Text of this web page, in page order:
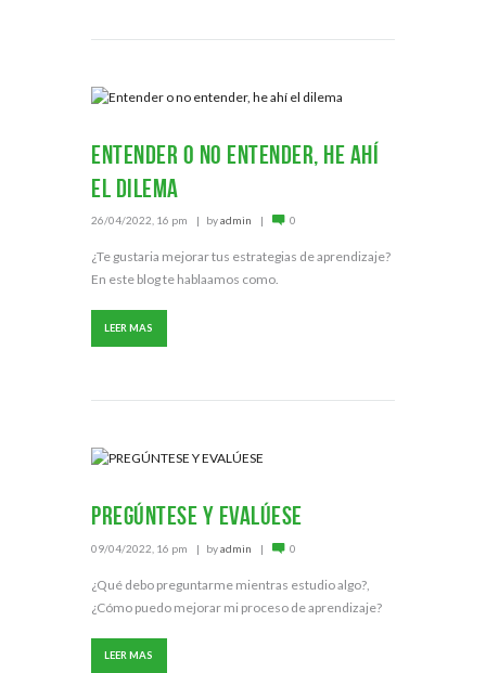
Entender o no entender, he ahí
el dilema
26/04/2022, 16 pm byadmin 0
¿Te gustaria mejorar tus estrategias de aprendizaje?
En este blog te hablaamos como.
LEER MAS
PREGÚNTESE Y EVALÚESE
09/04/2022, 16 pm byadmin 0
¿Qué debo preguntarme mientras estudio algo?,
¿Cómo puedo mejorar mi proceso de aprendizaje?
LEER MAS